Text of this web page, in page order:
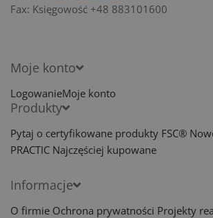
Fax: Księgowość +48 883101600
Moje konto
LogowanieMoje konto
Produkty
Pytaj o certyfikowane produkty FSC®
PRACTIC Najczęściej kupowane
Informacje
O firmie Ochrona prywatności Projekty